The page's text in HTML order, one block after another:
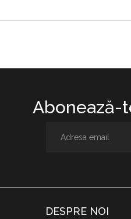
Abonează-
DESPRE NOI